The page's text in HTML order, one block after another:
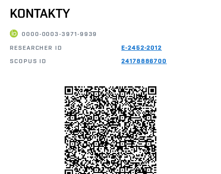
KONTAKTY
0000-0003-3971-9939
RESEARCHER ID
E-2452-2012
SCOPUS ID
24178886700